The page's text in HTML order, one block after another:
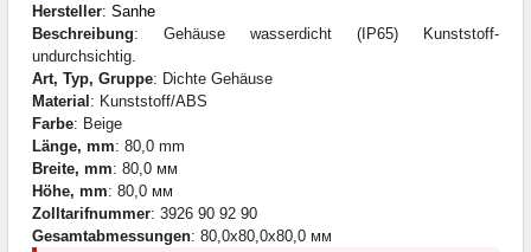
Hersteller: Sanhe
Beschreibung: Gehäuse wasserdicht (IP65) Kunststoff-
undurchsichtig.
Art, Typ, Gruppe: Dichte Gehäuse
Material: Kunststoff/ABS
Farbe: Beige
Länge, mm: 80,0 mm
Breite, mm: 80,0 мм
Höhe, mm: 80,0 мм
Zolltarifnummer: 3926 90 92 90
Gesamtabmessungen: 80,0x80,0x80,0 мм